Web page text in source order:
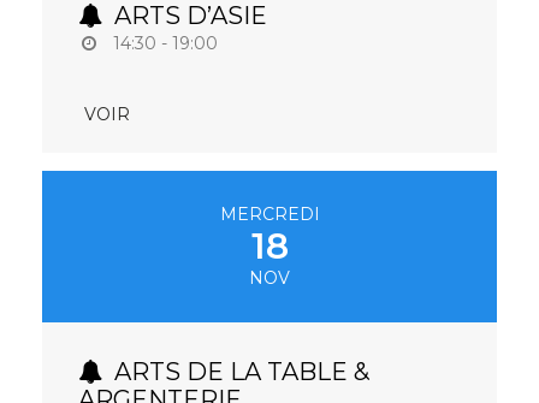
ARTS D’ASIE
14:30 - 19:00
VOIR
MERCREDI
18
NOV
ARTS DE LA TABLE &